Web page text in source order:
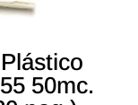
50mc.